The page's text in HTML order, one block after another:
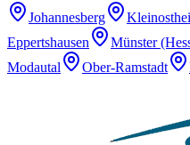
Johannesberg
Eppertshausen
Münster
Modautal
Ober-Ramstadt